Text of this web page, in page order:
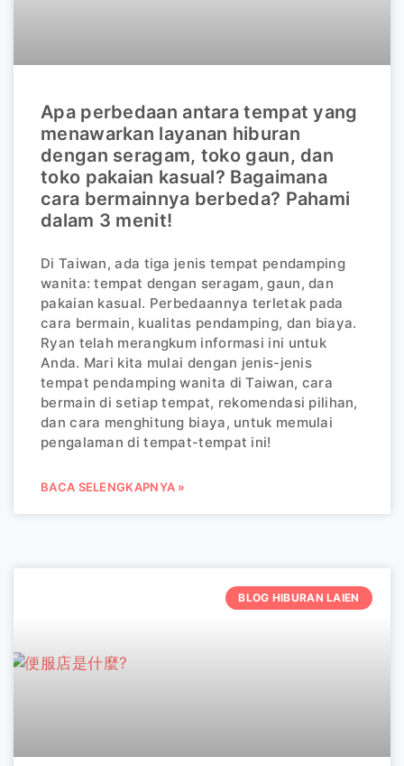
Apa perbedaan antara tempat yang
menawarkan layanan hiburan
dengan seragam, toko gaun, dan
toko pakaian kasual? Bagaimana
cara bermainnya berbeda? Pahami
dalam 3 menit!
Di Taiwan, ada tiga jenis tempat pendamping
wanita: tempat dengan seragam, gaun, dan
pakaian kasual. Perbedaannya terletak pada
cara bermain, kualitas pendamping, dan biaya.
Ryan telah merangkum informasi ini untuk
Anda. Mari kita mulai dengan jenis-jenis
tempat pendamping wanita di Taiwan, cara
bermain di setiap tempat, rekomendasi pilihan,
dan cara menghitung biaya, untuk memulai
pengalaman di tempat-tempat ini!
BACA SELENGKAPNYA »
BLOG HIBURAN LAIEN